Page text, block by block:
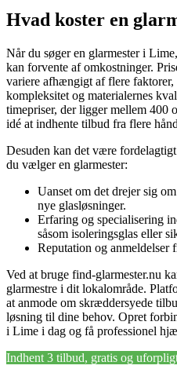
Hvad koster en
Når du søger en glarmester i
kan forvente af omkostninger.
variere afhængigt af flere faktorer,
kompleksitet og materialernes
timepriser, der ligger mellem 400
idé at indhente tilbud fra flere
Desuden kan det være
du vælger en glarmester:
Uanset om det drejer sig
nye glasløsninger.
Erfaring og specialisering
såsom isoleringsglas eller
Reputation og anmeldelser
Ved at bruge find-glarmester.nu
glarmestre i dit lokalområde.
at anmode om skræddersyede
løsning til dine behov. Opret
i Lime i dag og få professionel
Indhent 3 tilbud, gratis og